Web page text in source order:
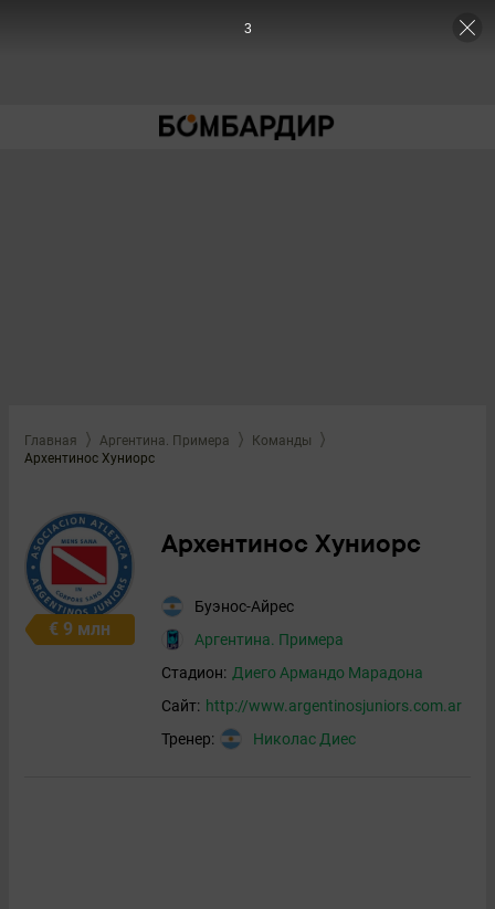
Главная Аргентина. Примера
Команды
Архентинос Хуниорс
€ 9 млн
Архентинос Хуниорс
Буэнос-Айрес
Аргентина. Примера
Стадион: Диего Армандо Марадона
Сайт: http://www.argentinosjuniors.com.ar
Тренер:
Николас Диес
3